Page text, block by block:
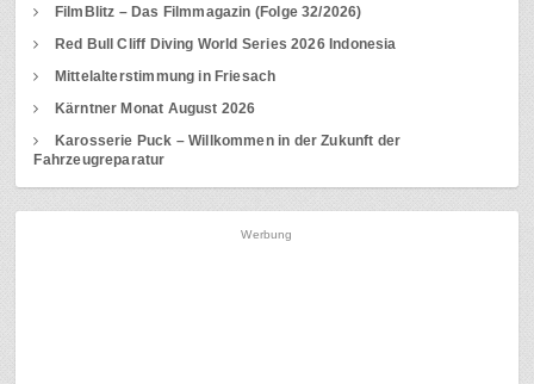
FilmBlitz – Das Filmmagazin (Folge 32/2026)
Red Bull Cliff Diving World Series 2026 Indonesia
Mittelalterstimmung in Friesach
Kärntner Monat August 2026
Karosserie Puck – Willkommen in der Zukunft der
Fahrzeugreparatur
Werbung